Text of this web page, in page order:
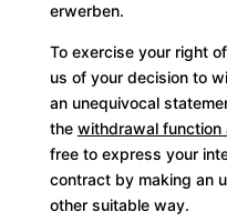
erwerben.
To exercise your right
us of your decision to
an unequivocal
the withdrawal function
free to express your
contract by making an
other suitable way.